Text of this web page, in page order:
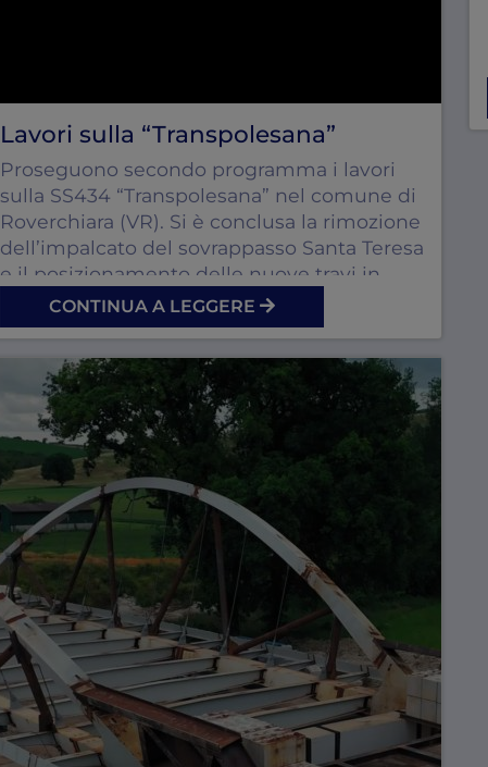
Lavori sulla “Transpolesana”
Proseguono secondo programma i lavori
sulla SS434 “Transpolesana” nel comune di
Roverchiara (VR). Si è conclusa la rimozione
dell’impalcato del sovrappasso Santa Teresa
e il posizionamento delle nuove travi in
acciaio.CONTINUA A LEGGERE